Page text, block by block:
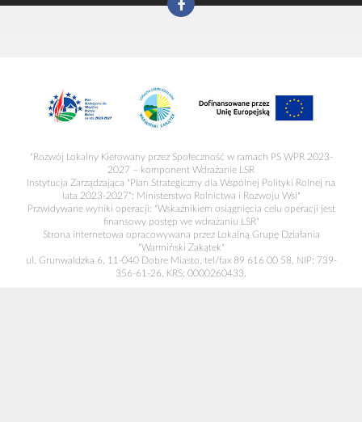
"Rozwój Lokalny Kierowany przez Społeczność w ramach PS WPR 2023-
2027 – komponent Wdrażanie LSR
Instytucja Zarządzająca "Plan Strategiczny dla Wspólnej Polityki Rolnej na
lata 2023-2027": Ministerstwo Rolnictwa i Rozwoju Wsi"
Przwidywane wyniki operacji: "Wskaźnikiem osiągnięcia celu operacji jest
finansowy postęp we wdrażaniu LSR"
Strona internetowa opracowywana przez Lokalną Grupę Działania
"Warmiński Zakątek"
ul. Grunwaldzka 6, 11-040 Dobre Miasto, tel/fax 89 616 00 58, NIP: 739-
356-61-26, KRS: 0000260433.